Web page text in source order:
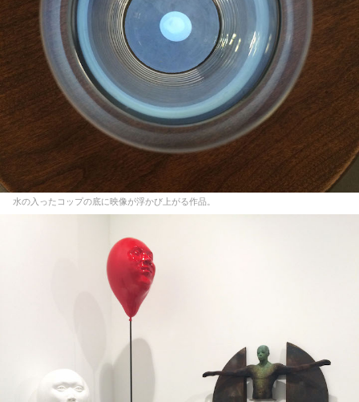
水の入ったコップの底に映像が浮かび上がる作品。